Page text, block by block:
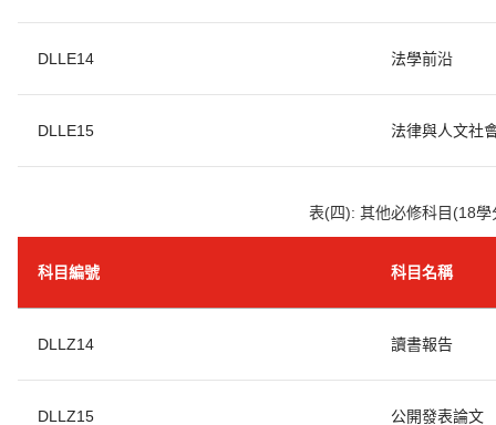
DLLE14 法學前沿
DLLE15 法律與人文社
表(四): 其他必修科目(18學
科目編號 科目名稱
DLLZ14 讀書報告
DLLZ15 公開發表論文